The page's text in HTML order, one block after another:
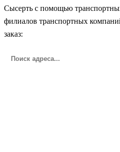
Сысерть с помощью
филиалов транспортных
заказ: